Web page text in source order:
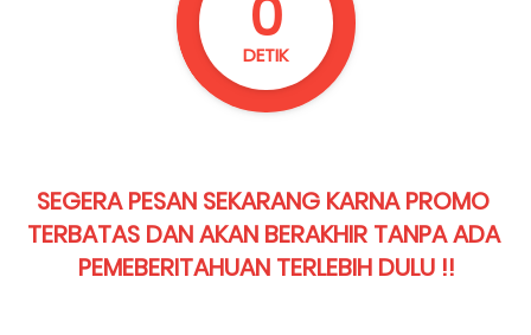
59
DETIK
SEGERA PESAN SEKARANG KARNA PROMO
TERBATAS DAN AKAN BERAKHIR TANPA ADA
PEMEBERITAHUAN TERLEBIH DULU !!